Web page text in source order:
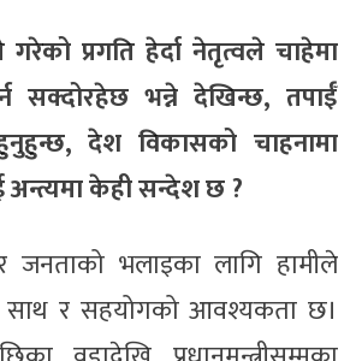
प्रगति हेर्दा नेतृत्वले चाहेमा
सक्दोरहेछ भन्ने देखिन्छ, तपाईँ
देश विकासको चाहनामा
केही सन्देश छ ?
जनताको भलाइका लागि हामीले
साथ र सहयोगको आवश्यकता छ।